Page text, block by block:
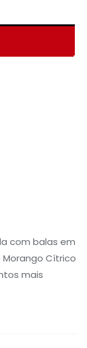
com balas em
Cítrico
mais